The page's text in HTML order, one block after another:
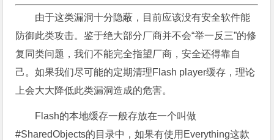
由于这类漏洞十分隐蔽，目前应该没有安全软件能
防御此类攻击。鉴于绝大部分厂商并不会“举一反三”的修
复同类问题，我们不能完全指望厂商，安全还得靠自
己。如果我们尽可能的定期清理Flash player缓存，理论
上会大大降低此类漏洞造成的危害。
Flash的本地缓存一般存放在一个叫做
#SharedObjects的目录中，如果有使用Everything这款